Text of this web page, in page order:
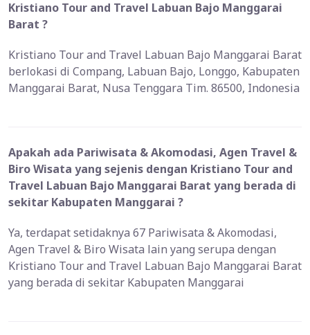
Kristiano Tour and Travel Labuan Bajo Manggarai
Barat ?
Kristiano Tour and Travel Labuan Bajo Manggarai Barat
berlokasi di Compang, Labuan Bajo, Longgo, Kabupaten
Manggarai Barat, Nusa Tenggara Tim. 86500, Indonesia
Apakah ada Pariwisata & Akomodasi, Agen Travel &
Biro Wisata yang sejenis dengan Kristiano Tour and
Travel Labuan Bajo Manggarai Barat yang berada di
sekitar Kabupaten Manggarai ?
Ya, terdapat setidaknya 67 Pariwisata & Akomodasi,
Agen Travel & Biro Wisata lain yang serupa dengan
Kristiano Tour and Travel Labuan Bajo Manggarai Barat
yang berada di sekitar Kabupaten Manggarai